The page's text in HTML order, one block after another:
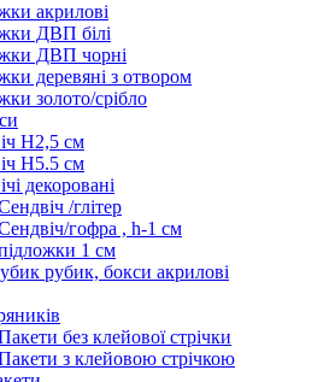
акрилові
ДВП білі
ДВП чорні
деревяні з отвором
золото/срібло
H2,5 см
H5.5 см
декоровані
/глітер
гофра , h-1 см
1 см
рубик, бокси акрилові
без клейової стрічки
з клейовою стрічкою